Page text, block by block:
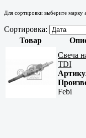
Для сортировки выберите марку
Сортировка:
Товар
Свеча
TDI
Febi